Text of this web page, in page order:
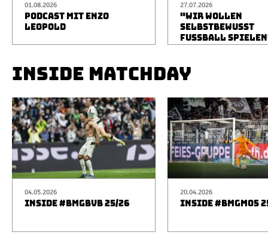
01.08.2026
PODCAST MIT ENZO
LEOPOLD
27.07.2026
"WIR WOLLEN
SELBSTBEWUSST
FUSSBALL
INSIDE MATCHDAY
04.05.2026
INSIDE #BMGBVB 25/26
20.04.2026
INSIDE #BMGM05